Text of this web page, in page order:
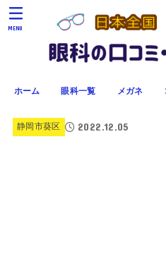
ホーム 眼科一覧 メガネ
MENU
静岡市葵区 2022.12.05